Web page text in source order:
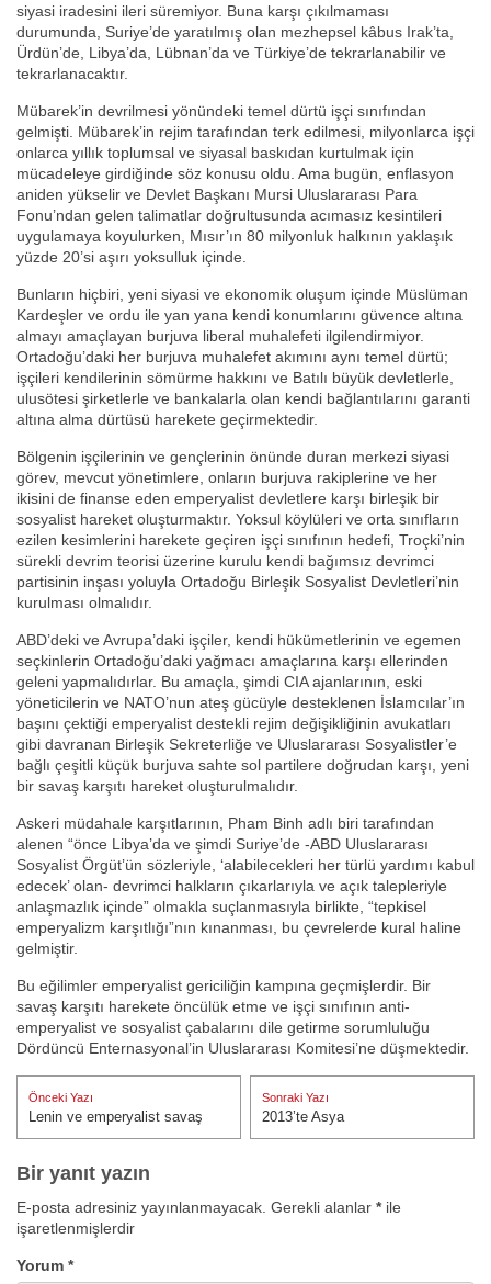
siyasi iradesini ileri süremiyor. Buna karşı çıkılmaması
durumunda, Suriye’de yaratılmış olan mezhepsel kâbus Irak’ta,
Ürdün’de, Libya’da, Lübnan’da ve Türkiye’de tekrarlanabilir ve
tekrarlanacaktır.
Mübarek’in devrilmesi yönündeki temel dürtü işçi sınıfından
gelmişti. Mübarek’in rejim tarafından terk edilmesi, milyonlarca işçi
onlarca yıllık toplumsal ve siyasal baskıdan kurtulmak için
mücadeleye girdiğinde söz konusu oldu. Ama bugün, enflasyon
aniden yükselir ve Devlet Başkanı Mursi Uluslararası Para
Fonu’ndan gelen talimatlar doğrultusunda acımasız kesintileri
uygulamaya koyulurken, Mısır’ın 80 milyonluk halkının yaklaşık
yüzde 20’si aşırı yoksulluk içinde.
Bunların hiçbiri, yeni siyasi ve ekonomik oluşum içinde Müslüman
Kardeşler ve ordu ile yan yana kendi konumlarını güvence altına
almayı amaçlayan burjuva liberal muhalefeti ilgilendirmiyor.
Ortadoğu’daki her burjuva muhalefet akımını aynı temel dürtü;
işçileri kendilerinin sömürme hakkını ve Batılı büyük devletlerle,
ulusötesi şirketlerle ve bankalarla olan kendi bağlantılarını garanti
altına alma dürtüsü harekete geçirmektedir.
Bölgenin işçilerinin ve gençlerinin önünde duran merkezi siyasi
görev, mevcut yönetimlere, onların burjuva rakiplerine ve her
ikisini de finanse eden emperyalist devletlere karşı birleşik bir
sosyalist hareket oluşturmaktır. Yoksul köylüleri ve orta sınıfların
ezilen kesimlerini harekete geçiren işçi sınıfının hedefi, Troçki’nin
sürekli devrim teorisi üzerine kurulu kendi bağımsız devrimci
partisinin inşası yoluyla Ortadoğu Birleşik Sosyalist Devletleri’nin
kurulması olmalıdır.
ABD’deki ve Avrupa’daki işçiler, kendi hükümetlerinin ve egemen
seçkinlerin Ortadoğu’daki yağmacı amaçlarına karşı ellerinden
geleni yapmalıdırlar. Bu amaçla, şimdi CIA ajanlarının, eski
yöneticilerin ve NATO’nun ateş gücüyle desteklenen İslamcılar’ın
başını çektiği emperyalist destekli rejim değişikliğinin avukatları
gibi davranan Birleşik Sekreterliğe ve Uluslararası Sosyalistler’e
bağlı çeşitli küçük burjuva sahte sol partilere doğrudan karşı, yeni
bir savaş karşıtı hareket oluşturulmalıdır.
Askeri müdahale karşıtlarının, Pham Binh adlı biri tarafından
alenen “önce Libya’da ve şimdi Suriye’de -ABD Uluslararası
Sosyalist Örgüt’ün sözleriyle, ‘alabilecekleri her türlü yardımı kabul
edecek’ olan- devrimci halkların çıkarlarıyla ve açık talepleriyle
anlaşmazlık içinde” olmakla suçlanmasıyla birlikte, “tepkisel
emperyalizm karşıtlığı”nın kınanması, bu çevrelerde kural haline
gelmiştir.
Bu eğilimler emperyalist gericiliğin kampına geçmişlerdir. Bir
savaş karşıtı harekete öncülük etme ve işçi sınıfının anti-
emperyalist ve sosyalist çabalarını dile getirme sorumluluğu
Dördüncü Enternasyonal’in Uluslararası Komitesi’ne düşmektedir.
Yazı
gezinmesi
Önceki Yazı
Önceki Yazı:
Lenin ve emperyalist savaş
Sonraki Yazı
Sonraki Yazı:
2013’te Asya
Bir yanıt yazın
E-posta adresiniz yayınlanmayacak. Gerekli alanlar *ile
işaretlenmişlerdir
Yorum *